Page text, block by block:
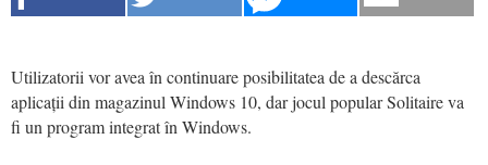
Utilizatorii vor avea în continuare posibilitatea de a descărca
aplicații din magazinul Windows 10, dar jocul popular Solitaire va
fi un program integrat în Windows.